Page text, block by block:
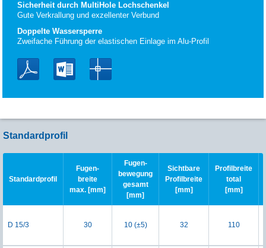
Sicherheit durch MultiHole Lochschenkel
Gute Verkrallung und exzellenter Verbund
Doppelte Wassersperre
Zweifache Führung der elastischen Einlage im Alu-Profil
Standardprofil
Standardprofil
Fugen-
breite
max. [mm]
Fugen-
bewegung
gesamt
[mm]
Sichtbare
Profilbreite
[mm]
Profilbreite
total
[mm]
D 15/3 30 10 (±5) 32 110